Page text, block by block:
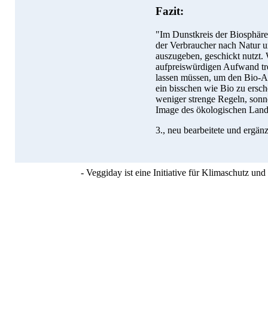
Fazit:
"Im Dunstkreis der
der Verbraucher nach Natur
auszugeben, geschickt nutzt.
aufpreiswürdigen Aufwand
lassen müssen, um den Bio-
ein bisschen wie Bio zu
weniger strenge Regeln,
Image des ökologischen
3., neu bearbeitete und
- Veggiday ist eine Initiative für Klimaschutz